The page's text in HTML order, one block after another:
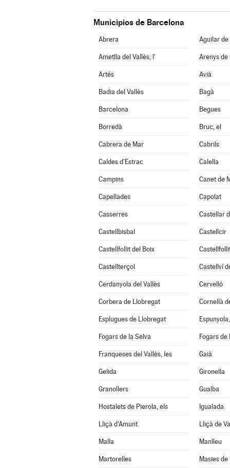
Municipios de Barcelona
Abrera Aguilar de
Ametlla del Vallès, l' Arenys de
Artés Avià
Badia del Vallès Bagà
Barcelona Begues
Borredà Bruc, el
Cabrera de Mar Cabrils
Caldes d'Estrac Calella
Campins Canet de
Capellades Capolat
Casserres Castellar
Castellbisbal Castellcir
Castellfollit del Boix
Castellterçol Castellví
Cerdanyola del Vallès Cervelló
Corbera de Llobregat Cornellà
Esplugues de Llobregat
Fogars de la Selva Fogars
Franqueses del Vallès, les Gaià
Gelida Gironella
Granollers Gualba
Hostalets de Pierola, els Igualada
Lliçà d'Amunt Lliçà de Vall
Malla Manlleu
Martorelles Masies de